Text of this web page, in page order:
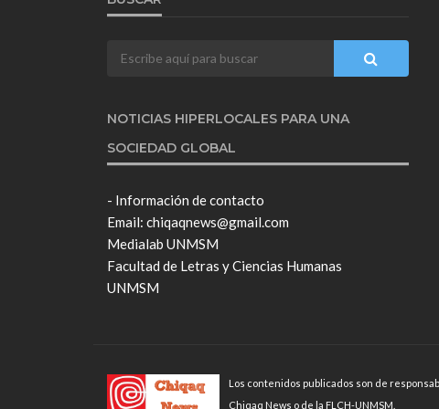
NOTICIAS HIPERLOCALES PARA UNA
SOCIEDAD GLOBAL
- Información de contacto
Email: chiqaqnews@gmail.com
Medialab UNMSM
Facultad de Letras y Ciencias Humanas
UNMSM
Los contenidos publicados son de
Chiqaq News o de la FLCH-UNMSM.